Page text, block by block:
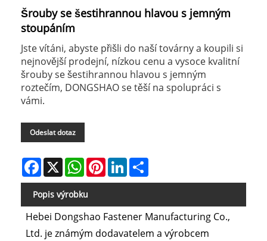
Šrouby se šestihrannou hlavou s jemným
stoupáním
Jste vítáni, abyste přišli do naší továrny a koupili si
nejnovější prodejní, nízkou cenu a vysoce kvalitní
šrouby se šestihrannou hlavou s jemným
roztečím, DONGSHAO se těší na spolupráci s
vámi.
Odeslat dotaz
Facebook
X WhatsAppPinterestLinkedIn
Popis výrobku
Hebei Dongshao Fastener Manufacturing Co.,
Ltd. je známým dodavatelem a výrobcem